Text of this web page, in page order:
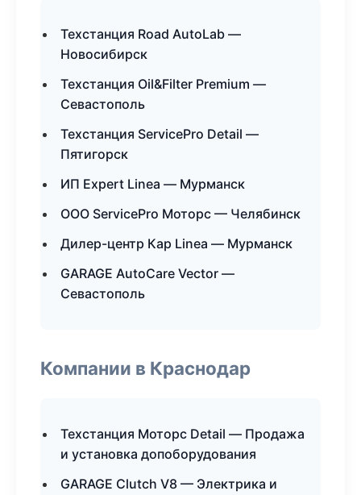
Техстанция Road AutoLab —
Новосибирск
Техстанция Oil&Filter Premium —
Севастополь
Техстанция ServicePro Detail —
Пятигорск
ИП Expert Linea — Мурманск
ООО ServicePro Моторс — Челябинск
Дилер-центр Кар Linea — Мурманск
GARAGE AutoCare Vector —
Севастополь
Компании в Краснодар
Техстанция Моторс Detail — Продажа
и установка допоборудования
GARAGE Clutch V8 — Электрика и